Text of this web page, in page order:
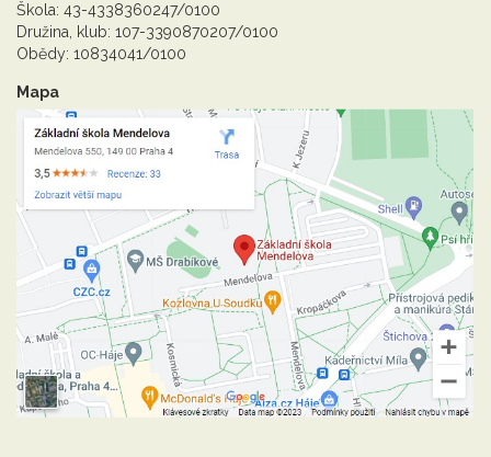
Škola: 43-4338360247/0100
Družina, klub: 107-3390870207/0100
Obědy: 10834041/0100
Mapa